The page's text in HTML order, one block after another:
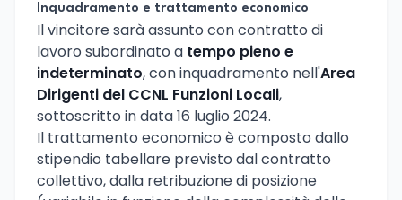
Inquadramento e trattamento economico
Il vincitore sarà assunto con contratto di
lavoro subordinato a tempo pieno e
indeterminato, con inquadramento nell'Area
Dirigenti del CCNL Funzioni Locali,
sottoscritto in data 16 luglio 2024.
Il trattamento economico è composto dallo
stipendio tabellare previsto dal contratto
collettivo, dalla retribuzione di posizione